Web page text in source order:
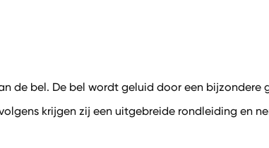
de bel. De bel wordt geluid door een bijzondere
krijgen zij een uitgebreide rondleiding en